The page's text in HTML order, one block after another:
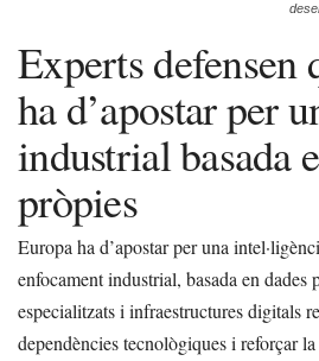
Experts defensen
ha d’apostar per
industrial basada
pròpies
Europa ha d’apostar per una
enfocament industrial, basada en dades
especialitzats i infraestructures digitals
dependències tecnològiques i reforçar